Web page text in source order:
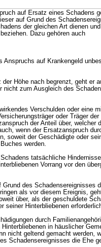
auf Ersatz eines Schadens
auf Grund des
der gleichen Art dienen
Dazu gehören auch
auf Krankengeld
Höhe nach begrenzt, geht er
nicht zum Ausgleich des
Verschulden oder eine
oder Träger
der Anteil über, welcher
wenn der Ersatzanspruch
soweit der Geschädigte oder
werden.
tatsächliche
Vorrang vor den
des Schadensereignisses
als vor diesem Ereignis,
über, als der geschuldete
seiner Hinterbliebenen
durch
in häuslicher
nicht geltend gemacht werden,
Schadensereignisses die Ehe